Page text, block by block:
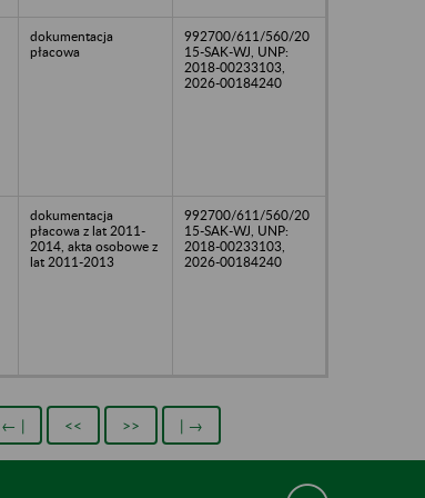
dokumentacja
płacowa
992700/611/560/20
15-SAK-WJ, UNP:
2018-00233103,
2026-00184240
dokumentacja
płacowa z lat 2011-
2014, akta osobowe z
lat 2011-2013
992700/611/560/20
15-SAK-WJ, UNP:
2018-00233103,
2026-00184240
← | << >> | →